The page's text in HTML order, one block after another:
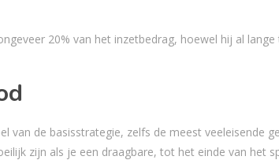
20% van het inzetbedrag, hoewel hij al lange
de basisstrategie, zelfs de meest veeleisende
zijn als je een draagbare, tot het einde van het